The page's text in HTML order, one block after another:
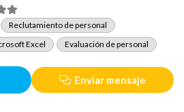
Reclutamiento de personal
Excel Evaluación de personal
Enviar mensaje